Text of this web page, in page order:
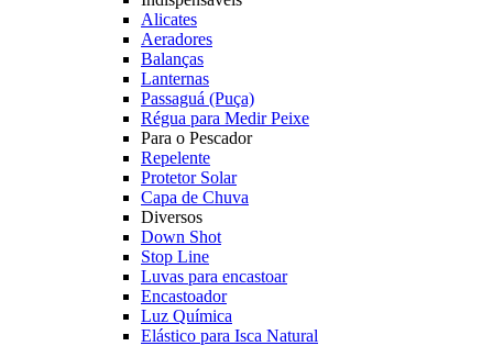
Alicates
Aeradores
Balanças
Lanternas
Passaguá (Puça)
Régua para Medir Peixe
Para o Pescador
Repelente
Protetor Solar
Capa de Chuva
Diversos
Down Shot
Stop Line
Luvas para encastoar
Encastoador
Luz Química
Elástico para Isca Natural